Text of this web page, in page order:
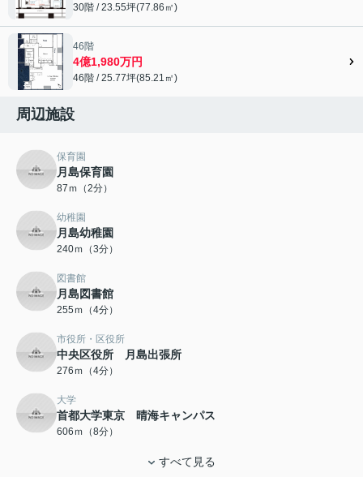
30階 / 23.55坪(77.86㎡)
46階
4億1,980万円
46階 / 25.77坪(85.21㎡)
周辺施設
保育園
月島保育園
87ｍ（2分）
幼稚園
月島幼稚園
240ｍ（3分）
図書館
月島図書館
255ｍ（4分）
市役所・区役所
中央区役所 月島出張所
276ｍ（4分）
大学
首都大学東京 晴海キャンパス
606ｍ（8分）
すべて見る